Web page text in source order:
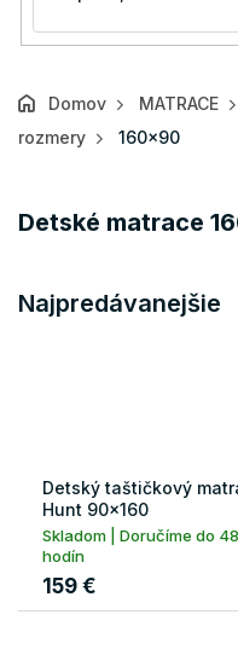
Domov MATRACE
rozmery
160x90
Detské matrace
Najpredávanejšie
Detský taštičkový
Hunt 90x160
Skladom | Doručíme do 48
hodín
159 €